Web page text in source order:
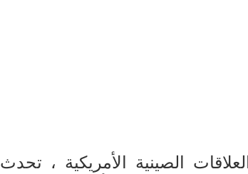
الصينية الأمريكية ، تحدث